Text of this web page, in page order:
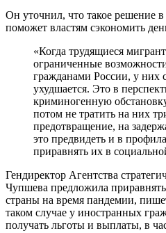
Он уточнил, что такое решение
поможет властям сэкономить
«Когда трудящиеся
ограниченные
гражданами России, у них
ухудшается. Это в
криминогенную
потом не тратить на них
предотвращение, на
это предвидеть и в
приравнять их в
Гендиректор Агентства
Чупшева предложила
страны на время пандемии,
таком случае у иностранных
получать льготы и выплаты, в